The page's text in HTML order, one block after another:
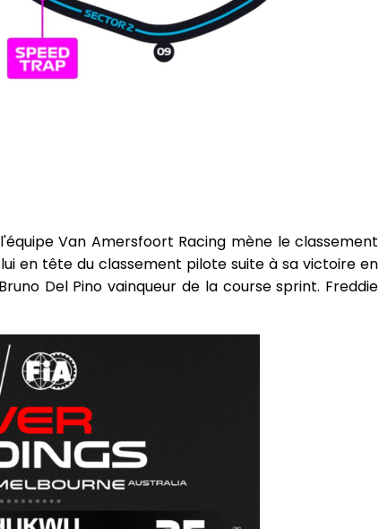
Van Amersfoort Racing mène le classement
en tête du classement pilote suite à sa victoire en
Del Pino vainqueur de la course sprint. Freddie